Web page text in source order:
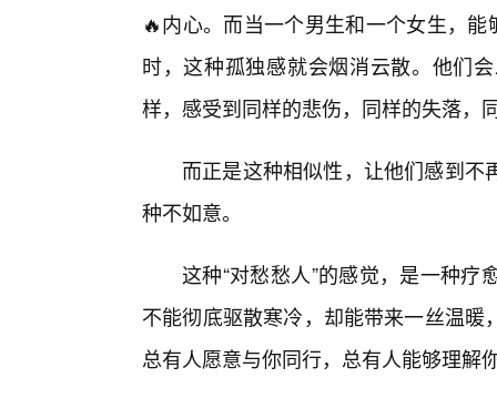
🔥内心。而当一个男生和一个女生，
时，这种孤独感就会烟消云散。他们
样，感受到同样的悲伤，同样的失落，
而正是这种相似性，让他们感到
种不如意。
这种“对愁愁人”的感觉，是一种
不能彻底驱散寒冷，却能带来一丝温
总有人愿意与你同行，总有人能够理解